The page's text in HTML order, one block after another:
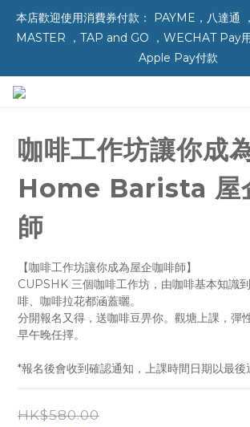
本店歡迎使用消費券付款： PAYME，八達通
MASTER ，TAP and GO ，WECHAT Pay
Apple Pay付款
咖啡工作坊讓你成
Home Barista 屋
師
【咖啡工作坊讓你成為屋企咖啡師】
CUPSHK 三個咖啡工作坊，由咖啡基本知識
啡、咖啡拉花都涵蓋曬。
分開報名又得，送咖啡豆畀你。觀塘上課，彈
早午晚任擇。
*報名後會收到確認通知，上課時間日期以最後
HK$580.00